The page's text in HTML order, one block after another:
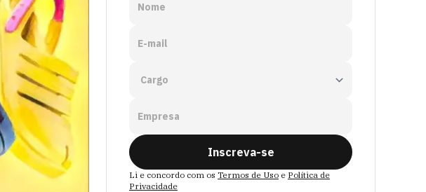
Nome
E-mail
Empresa
Inscreva-se
Li e concordo com os Termos de Uso e Política de
Privacidade